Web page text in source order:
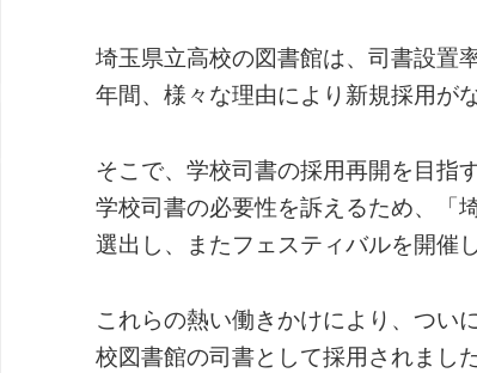
埼玉県立高校の図書館は、司書設置
年間、様々な理由により新規採用が
そこで、学校司書の採用再開を目指
学校司書の必要性を訴えるため、「
選出し、またフェスティバルを開催
これらの熱い働きかけにより、つい
校図書館の司書として採用されまし